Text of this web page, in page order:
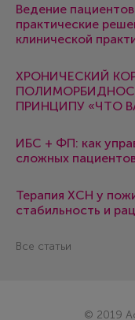
Ведение
практические
клинической
ХРОНИЧЕСКИЙ
ПРИНЦИПУ «ЧТО
ИБС + ФП: как
сложных
Терапия ХСН у
стабильность и
Все статьи
© 2019